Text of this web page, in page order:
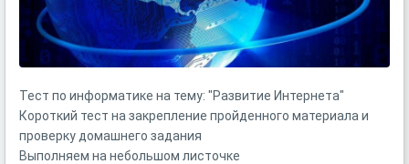
Тест по информатике на тему: "Развитие Интернета"
Короткий тест на закрепление пройденного материала и
проверку домашнего задания
Выполняем на небольшом листочке